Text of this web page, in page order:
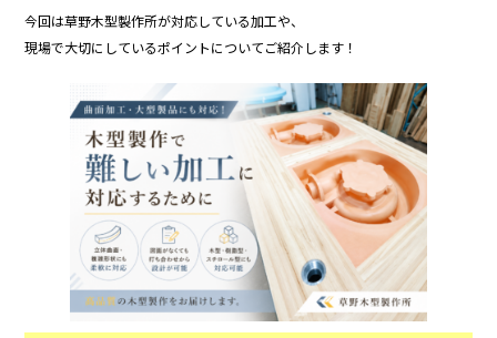
k
今回は草野木型製作所が対応している加工や、
現場で大切にしているポイントについてご紹介します！